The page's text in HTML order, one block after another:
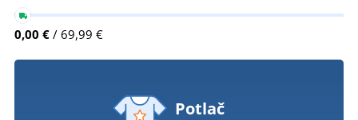
0,00 € / 69,99 €
Potlač